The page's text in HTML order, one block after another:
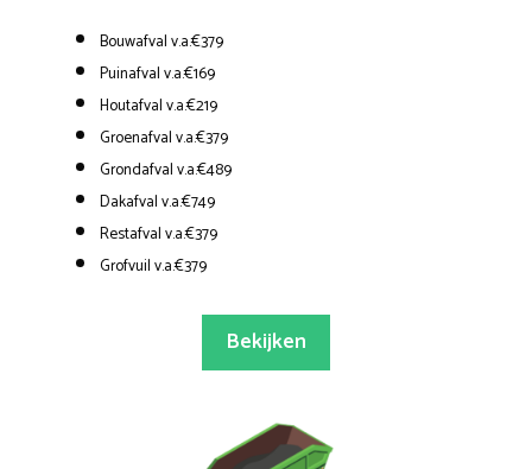
Bouwafval v.a.€379
Puinafval v.a.€169
Houtafval v.a.€219
Groenafval v.a.€379
Grondafval v.a.€489
Dakafval v.a.€749
Restafval v.a.€379
Grofvuil v.a.€379
Bekijken